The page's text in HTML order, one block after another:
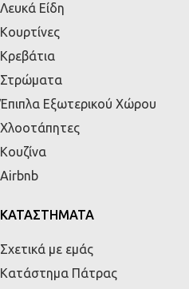
Λευκά Είδη
Κουρτίνες
Κρεβάτια
Στρώματα
Έπιπλα Εξωτερικού Χώρου
Χλοοτάπητες
Κουζίνα
Airbnb
ΚΑΤΑΣΤΗΜΑΤΑ
Σχετικά με εμάς
Κατάστημα Πάτρας